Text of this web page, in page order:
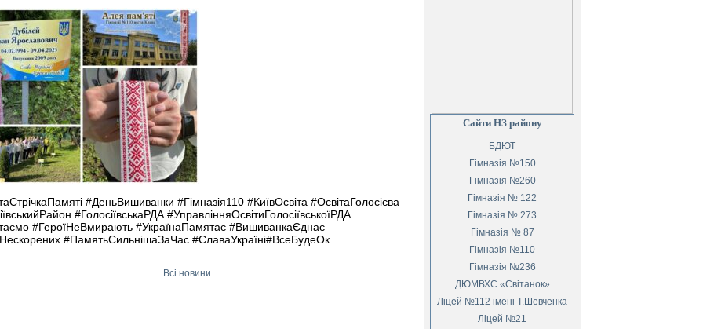
#ДеньВишиванки #Гімназія110 #КиївОсвіта #ОсвітаГолосієва
#ГолосіївськаРДА #УправлінняОсвітиГолосіївськоїРДА
#ГероїНеВмирають #УкраїнаПамятає #ВишиванкаЄднає
#ПамятьСильнішаЗаЧас #СлаваУкраїні#ВсеБудеОк
Всі новини
Сайти НЗ району
БДЮТ
Гімназія №150
Гімназія №260
Гімназія № 122
Гімназія № 273
Гімназія № 87
Гімназія №110
Гімназія №236
ДЮМВХС «Світанок»
Ліцей №112 імені Т.Шевченка
Ліцей №21